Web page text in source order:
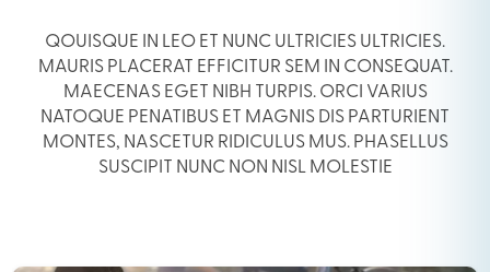
QOUISQUE IN LEO ET NUNC ULTRICIES ULTRICIES.
MAURIS PLACERAT EFFICITUR SEM IN CONSEQUAT.
MAECENAS EGET NIBH TURPIS. ORCI VARIUS
NATOQUE PENATIBUS ET MAGNIS DIS PARTURIENT
MONTES, NASCETUR RIDICULUS MUS. PHASELLUS
SUSCIPIT NUNC NON NISL MOLESTIE